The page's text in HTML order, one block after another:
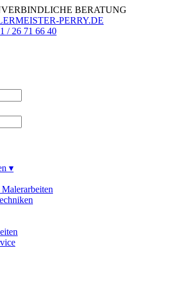
BERATUNG
PERRY.DE
/ 26 71 66 40
▾